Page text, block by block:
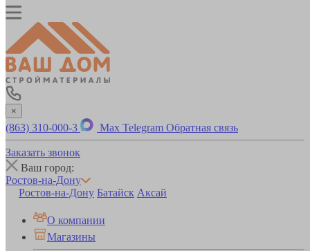
×
(863) 310-000-3 Max Telegram Обратная связь
Заказать звонок
Ваш город:
Ростов-на-Дону
Ростов-на-Дону Батайск Аксай
О компании
Магазины